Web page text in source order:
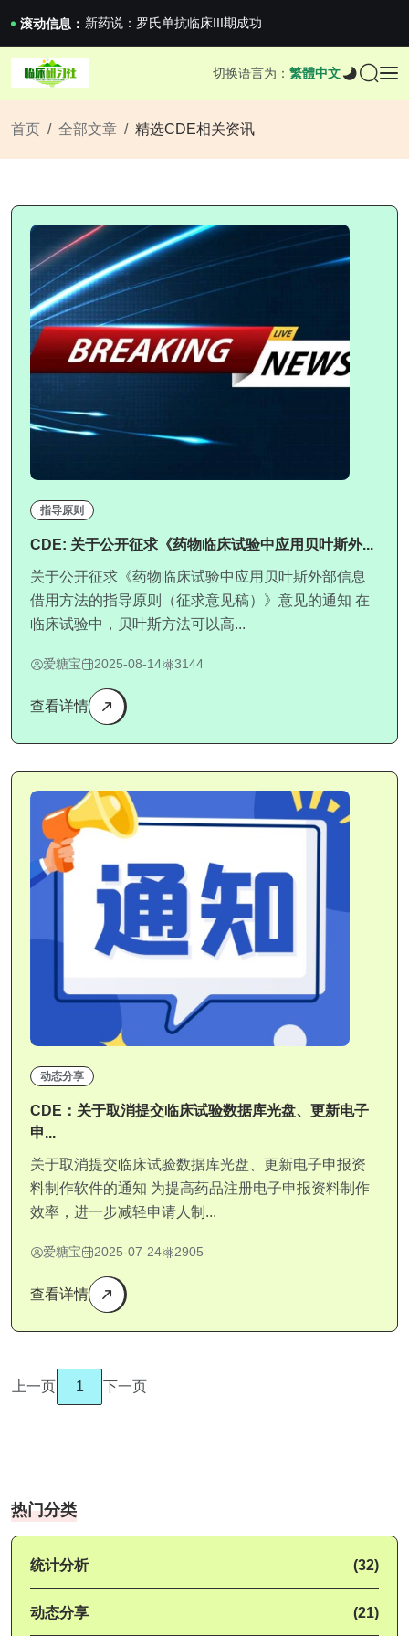
滚动信息： 新药说：罗氏单抗临床III期成功
新药说：哈佛大学：生男生女不是随机的，这样的...
国家药监局关于适用《E6（R3）：药物临床试...
沪上临研人：著名Global临床CRO在我国...
新药说：哈佛大学：生男生女不是随机的，这样的...
切换语言为： 繁體中文
首页 全部文章 精选CDE相关资讯
指导原则
CDE: 关于公开征求《药物临床试验中应用贝叶斯外...
关于公开征求《药物临床试验中应用贝叶斯外部信息
借用方法的指导原则（征求意见稿）》意见的通知 在
临床试验中，贝叶斯方法可以高...
爱糖宝 2025-08-14 3144
查看详情
动态分享
CDE：关于取消提交临床试验数据库光盘、更新电子
申...
关于取消提交临床试验数据库光盘、更新电子申报资
料制作软件的通知 为提高药品注册电子申报资料制作
效率，进一步减轻申请人制...
爱糖宝 2025-07-24 2905
查看详情
上一页 1 下一页
热门分类
统计分析 (32)
动态分享 (21)